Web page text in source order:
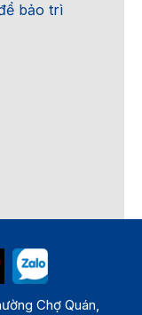
bảo trì
Chợ Quán,